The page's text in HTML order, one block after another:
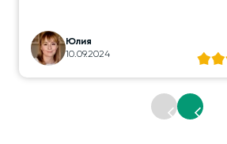
Юлия
10.09.2024